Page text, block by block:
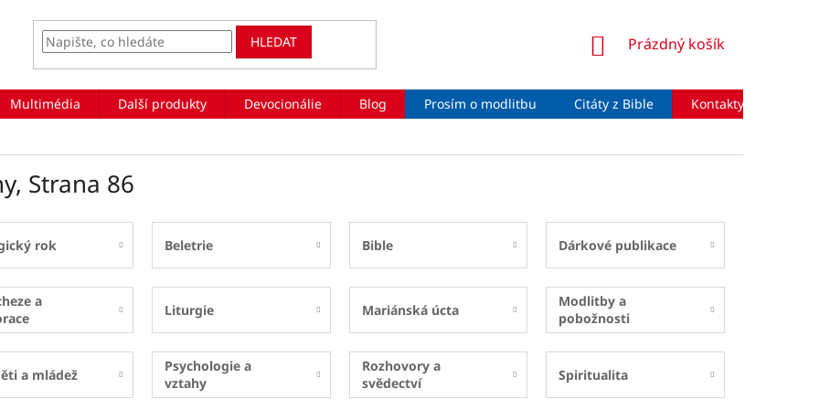
HLEDAT
NÁKUPNÍ
Prázdný košík
Multimédia Další produkty Devocionálie Blog Prosím o modlitbu Citáty z Bible Kontakty
, Strana 86
rok Beletrie Bible Dárkové publikace
a
Liturgie Mariánská úcta
Modlitby a
pobožnosti
a mládež
Psychologie a
vztahy
Rozhovory a
svědectví
Spiritualita